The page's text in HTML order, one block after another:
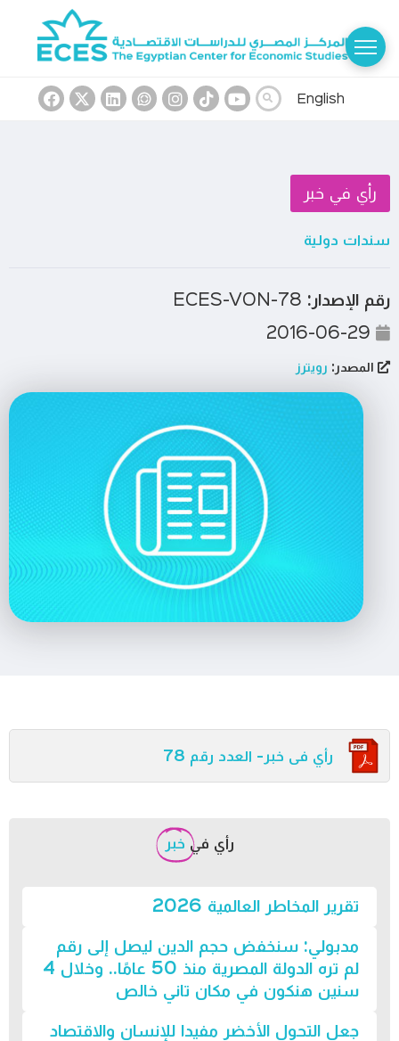
English
رأي في خبر
سندات دولية
رقم الإصدار:
المصدر: رويترز
رأي فى خبر- العدد رقم 78
رأي في خبر
تقرير المخاطر العالمية 2026
مدبولي: سنخفض حجم الدين ليصل إلى رقم
لم تره الدولة المصرية منذ 50 عامًا.. وخلال 4
سنين هنكون في مكان تاني خالص
جعل التحول الأخضر مفيدا للإنسان والاقتصاد